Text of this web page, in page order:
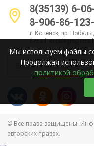
8(35139) 6-
8-906-86-
г. Копейск, пр.
E-mail:
© Все права защищены.
авторских правах.
Мы используем файлы
Продолжая
политикой